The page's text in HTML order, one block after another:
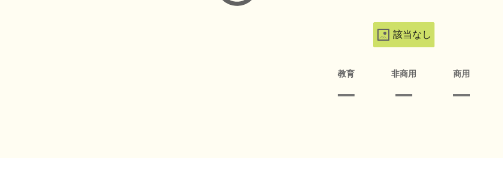
該当なし
教育 非商用 商用